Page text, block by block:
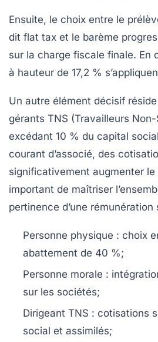
Ensuite, le choix entre le
dit flat tax et le barème
sur la charge fiscale finale. En
à hauteur de 17,2 %
Un autre élément décisif
gérants TNS (Travailleurs
excédant 10 % du capital
courant d’associé, des
significativement augmenter
important de maîtriser
pertinence d’une
Personne physique : choix
abattement de 40 %;
Personne morale :
sur les sociétés;
Dirigeant TNS : cotisations
social et assimilés;